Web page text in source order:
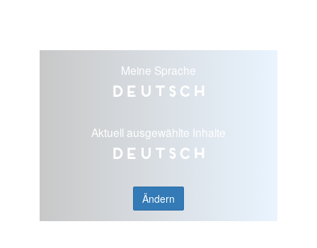
Meine Sprache
Deutsch
Aktuell ausgewählte Inhalte
Deutsch
Ändern